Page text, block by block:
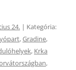
24. | Kategória:
,Gradine,
, Krka
,